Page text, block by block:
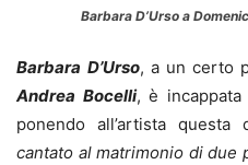
Barbara D’Urso a
Barbara D’Urso, a un certo
Andrea Bocelli, è
ponendo all’artista questa
cantato al matrimonio di due